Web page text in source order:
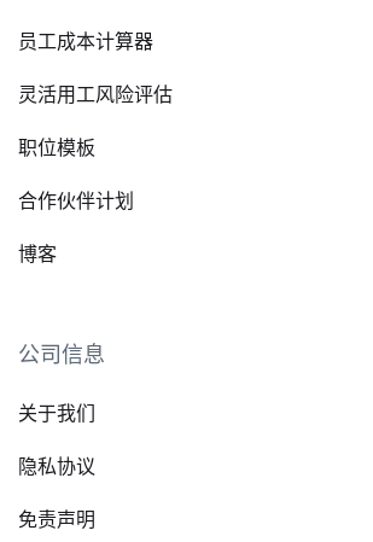
员工成本计算器
灵活用工风险评估
职位模板
合作伙伴计划
博客
公司信息
关于我们
隐私协议
免责声明